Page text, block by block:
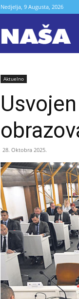
Nedjelja, 9 Augusta, 2026
Aktuelno
28. Oktobra 2025.